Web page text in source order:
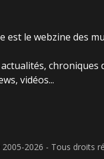
est le webzine des
chroniques
vidéos...
2026 - Tous droits